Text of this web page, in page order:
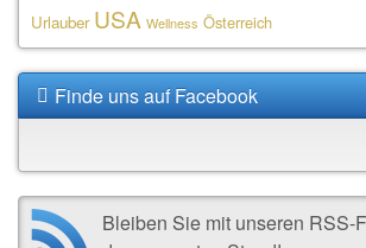
Urlauber USA Wellness Österreich
Finde uns auf Facebook
Bleiben Sie mit unseren RSS-